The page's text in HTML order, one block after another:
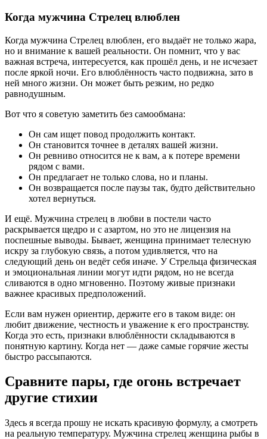
Когда мужчина Стрелец влюблен
Когда мужчина Стрелец влюблен, его выдаёт не только жара,
но и внимание к вашей реальности. Он помнит, что у вас
важная встреча, интересуется, как прошёл день, и не исчезает
после яркой ночи. Его влюблённость часто подвижна, зато в
ней много жизни. Он может быть резким, но редко
равнодушным.
Вот что я советую заметить без самообмана:
Он сам ищет повод продолжить контакт.
Он становится точнее в деталях вашей жизни.
Он ревниво относится не к вам, а к потере времени
рядом с вами.
Он предлагает не только слова, но и планы.
Он возвращается после паузы так, будто действительно
хотел вернуться.
И ещё. Мужчина стрелец в любви в постели часто
раскрывается щедро и с азартом, но это не лицензия на
поспешные выводы. Бывает, женщина принимает телесную
искру за глубокую связь, а потом удивляется, что на
следующий день он ведёт себя иначе. У Стрельца физическая
и эмоциональная линии могут идти рядом, но не всегда
сливаются в одно мгновенно. Поэтому живые признаки
важнее красивых предположений.
Если вам нужен ориентир, держите его в таком виде: он
любит движение, честность и уважение к его пространству.
Когда это есть, признаки влюблённости складываются в
понятную картину. Когда нет — даже самые горячие жесты
быстро рассыпаются.
Сравните пары, где огонь встречает
другие стихии
Здесь я всегда прошу не искать красивую формулу, а смотреть
на реальную температуру. Мужчина стрелец женщина рыбы в